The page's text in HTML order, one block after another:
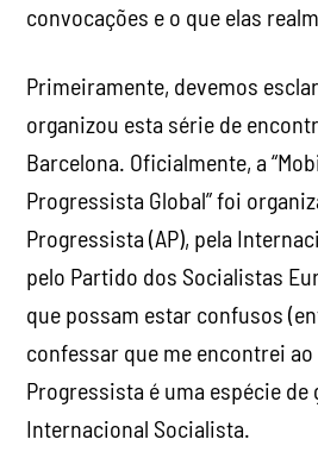
convocações e o que elas
Primeiramente, devemos
organizou esta série de
Barcelona. Oficialmente, a
Progressista Global” foi
Progressista (AP), pela
pelo Partido dos Socialistas
que possam estar confusos
confessar que me encontrei ao
Progressista é uma espécie
Internacional Socialista.